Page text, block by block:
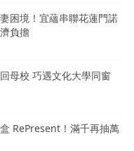
困境！宜蘊串聯花蓮門諾
負擔
母校 巧遇文化大學同窗
RePresent！滿千再抽萬